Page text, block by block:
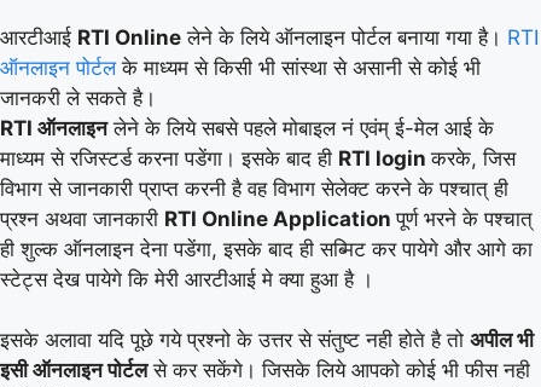
आरटीआई RTI Online लेने के लिये ऑनलाइन पोर्टल बनाया गया है। RTI
ऑनलाइन पोर्टलके माध्यम से किसी भी सांस्था से असानी से कोई भी
जानकरी ले सकते है।
RTI ऑनलाइनलेने के लिये सबसे पहले मोबाइल नं एवंम् ई-मेल आई के
माध्यम से रजिस्टर्ड करना पडेंगा। इसके बाद ही RTI loginकरके, जिस
विभाग से जानकारी प्राप्त करनी है वह विभाग सेलेक्ट करने के पश्चात् ही
प्रश्न अथवा जानकारी RTI Online Applicationपूर्ण भरने के पश्चात्
ही शुल्क ऑनलाइन देना पडेंगा, इसके बाद ही सब्मिट कर पायेगे और आगे का
स्टेट्स देख पायेगे कि मेरी आरटीआई मे क्या हुआ है ।
इसके अलावा यदि पूछे गये प्रश्नो के उत्तर से संतुष्ट नही होते है तो अपील भी
इसी ऑनलाइन पोर्टलसे कर सकेंगे। जिसके लिये आपको कोई भी फीस नही